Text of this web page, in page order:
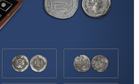
4.3/5